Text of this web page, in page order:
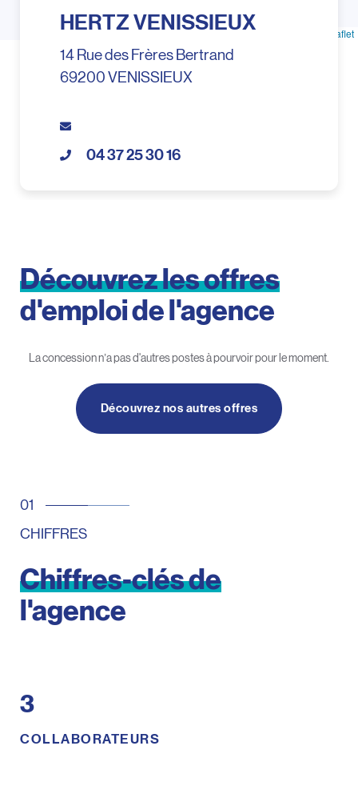
HERTZ VENISSIEUX
14 Rue des Frères Bertrand
69200 VENISSIEUX
04 37 25 30 16
Leaflet
Découvrezlesoffres
d'emploide l'agence
La concession n’a pas d'autres postes à pourvoir pour le moment.
Découvrez nos autres offres
CHIFFRES
Chiffres-clésde
l'agence
3
COLLABORATEURS